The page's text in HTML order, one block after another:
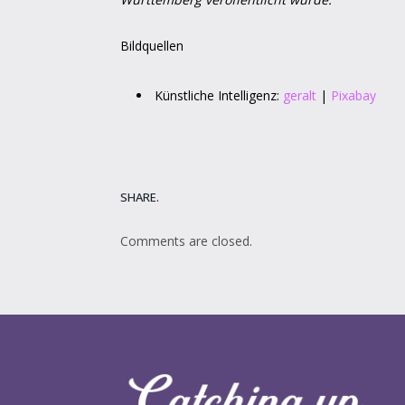
Bildquellen
Künstliche Intelligenz: geralt | Pixabay
SHARE.
Comments are closed.